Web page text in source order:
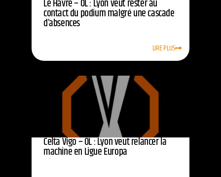
Le Havre – OL : Lyon veut rester au
contact du podium malgré une cascade
d’absences
LIRE PLUS
Celta Vigo – OL : Lyon veut relancer la
machine en Ligue Europa